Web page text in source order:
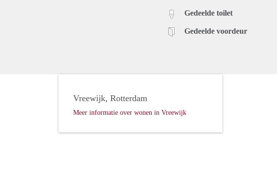
Gedeelde toilet
Gedeelde voordeur
Vreewijk, Rotterdam
Meer informatie over wonen in Vreewijk